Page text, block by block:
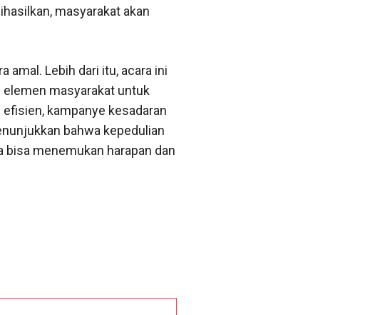
masyarakat akan
amal. Lebih dari itu, acara ini
masyarakat untuk
kampanye kesadaran
bahwa kepedulian
menemukan harapan dan